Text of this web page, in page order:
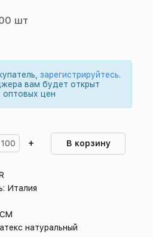
шт
зарегистрируйтесь.
вам будет открыт
оптовых цен
+ В корзину
Италия
натуральный